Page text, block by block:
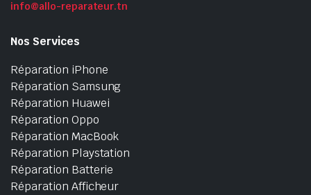
info@allo-reparateur.tn
Nos Services
Réparation iPhone
Réparation Samsung
Réparation Huawei
Réparation Oppo
Réparation MacBook
Réparation Playstation
Réparation Batterie
Réparation Afficheur